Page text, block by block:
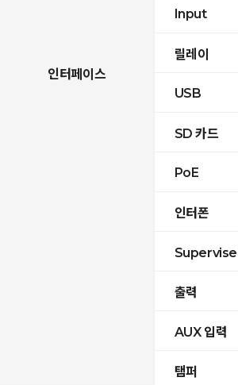
인터페이스
Input
릴레이
USB
SD 카드
PoE
인터폰
출력
AUX 입력
탬퍼